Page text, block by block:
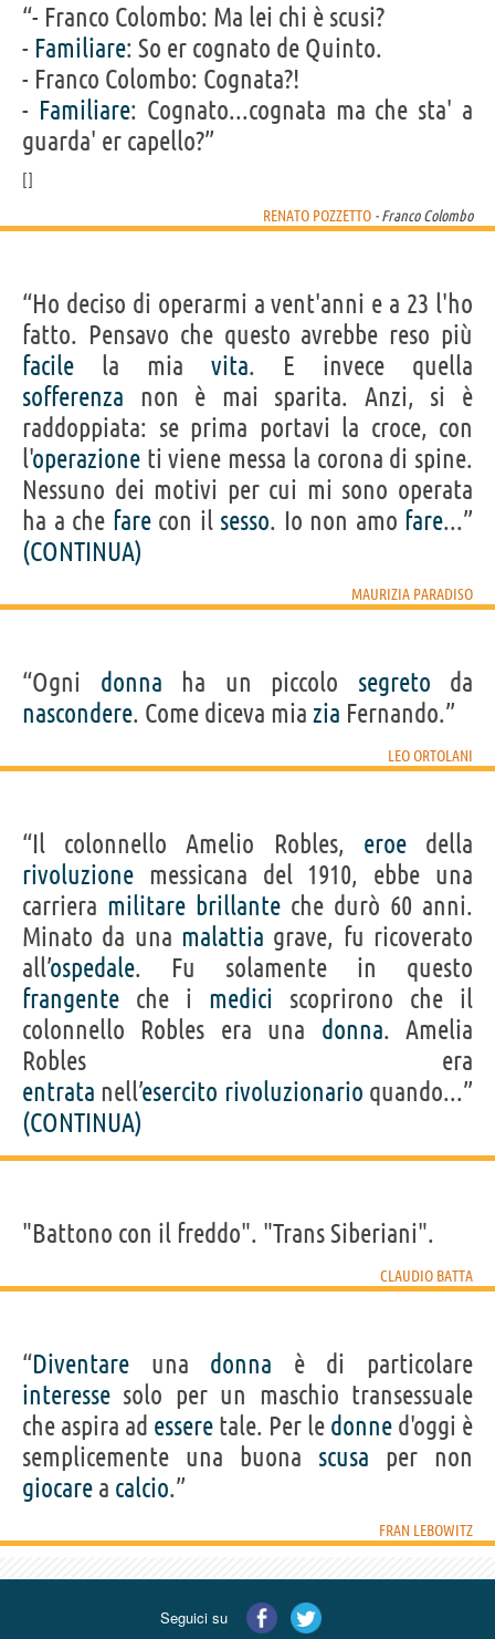
“- Franco Colombo: Ma lei chi è scusi?
- Familiare: So er cognato de Quinto.
- Franco Colombo: Cognata?!
- Familiare: Cognato...cognata ma che sta' a
guarda' er capello?”
RENATO POZZETTO - Franco Colombo
“Ho deciso di operarmi a vent'anni e a 23 l'ho
fatto. Pensavo che questo avrebbe reso più
facile la mia vita. E invece quella
sofferenza non è mai sparita. Anzi, si è
raddoppiata: se prima portavi la croce, con
l'operazione ti viene messa la corona di spine.
Nessuno dei motivi per cui mi sono operata
ha a che farecon il sesso. Io non amo fare...”
(CONTINUA)
MAURIZIA PARADISO
“Ogni donna ha un piccolo segreto da
nascondere. Come diceva mia zia Fernando.”
LEO ORTOLANI
“Il colonnello Amelio Robles, eroedella
rivoluzione messicana del 1910, ebbe una
carriera militare brillante che durò 60 anni.
Minato da una malattia grave, fu ricoverato
all’ospedale. Fu solamente in questo
frangente che i medici scoprirono che il
colonnello Robles era una donna. Amelia
Robles era
entrata nell’esercito rivoluzionario quando...”
(CONTINUA)
"Battono con il freddo". "Trans Siberiani".
CLAUDIO BATTA
“Diventare una donna è di particolare
interesse solo per un maschio transessuale
che aspira ad essere tale. Per le donne d'oggi è
semplicemente una buona scusa per non
giocare a calcio.”
FRAN LEBOWITZ
Seguici su